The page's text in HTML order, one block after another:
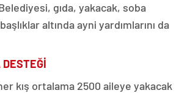
gıda, yakacak, soba
altında ayni yardımlarını da
kış ortalama 2500 aileye yakacak